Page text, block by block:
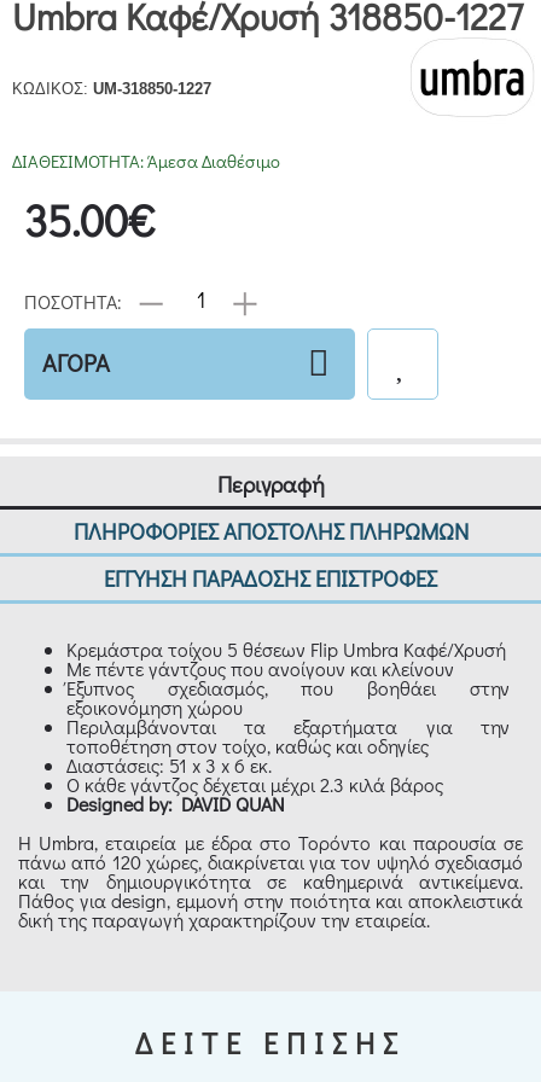
Umbra Καφέ/Χρυσή 318850-1227
ΚΩΔΙΚΟΣ: UM-318850-1227
ΔΙΑΘΕΣΙΜΟΤΗΤΑ:Άμεσα Διαθέσιμο
35.00€
ΠΟΣΟΤΗΤΑ:
ΑΓΟΡΑ
Περιγραφή
ΠΛΗΡΟΦΟΡΙΕΣ ΑΠΟΣΤΟΛΗΣ ΠΛΗΡΩΜΩΝ
ΕΓΓΥΗΣΗ ΠΑΡΑΔΟΣΗΣ ΕΠΙΣΤΡΟΦΕΣ
Κρεμάστρα τοίχου 5 θέσεων Flip Umbra Καφέ/Χρυσή
Με πέντε γάντζους που ανοίγουν και κλείνουν
Έξυπνος σχεδιασμός, που βοηθάει στην
εξοικονόμηση χώρου
Περιλαμβάνονται τα εξαρτήματα για την
τοποθέτηση στον τοίχο, καθώς και οδηγίες
Διαστάσεις: 51 x 3 x 6 εκ.
Ο κάθε γάντζος δέχεται μέχρι 2.3 κιλά βάρος
Designed by: DAVID QUAN
Η Umbra, εταιρεία με έδρα στο Τορόντο και παρουσία σε
πάνω από 120 χώρες, διακρίνεται για τον υψηλό σχεδιασμό
και την δημιουργικότητα σε καθημερινά αντικείμενα.
Πάθος για design, εμμονή στην ποιότητα και αποκλειστικά
δική της παραγωγή χαρακτηρίζουν την εταιρεία.
ΔΕΙΤΕ ΕΠΙΣΗΣ